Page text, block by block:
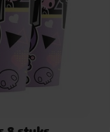
Kitty en
zoeken.
neuzen en